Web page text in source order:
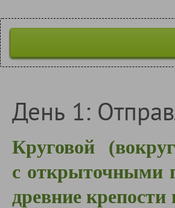
День 1:
Круговой
с открыточными
древние